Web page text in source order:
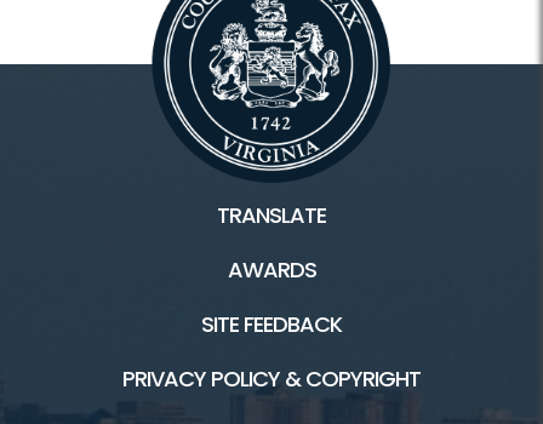
TRANSLATE
AWARDS
SITE FEEDBACK
PRIVACY POLICY & COPYRIGHT